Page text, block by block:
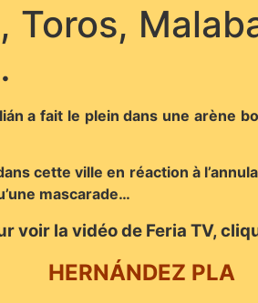
Toros,
a fait le plein dans une arène
cette ville en réaction à
mascarade…
voir la vidéo de Feria TV,
HERNÁNDEZ PLA